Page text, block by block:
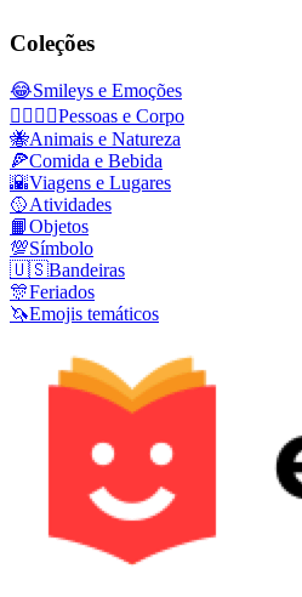
Coleções
😂Smileys e Emoções
👩‍❤️‍💋‍👨Pessoas e Corpo
🐝Animais e Natureza
🍕Comida e Bebida
🌇Viagens e Lugares
🥎Atividades
📙Objetos
💯Símbolo
🇺🇸Bandeiras
🎊Feriados
🦄Emojis temáticos